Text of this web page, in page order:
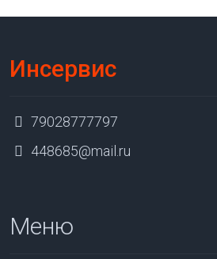
Инсервис
79028777797
448685@mail.ru
Меню